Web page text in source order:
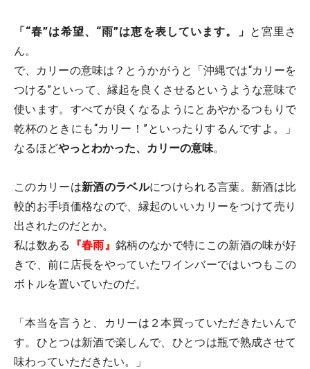
「“春”は希望、“雨”は恵を表しています。」 と宮里さ
ん。
で、カリーの意味は？とうかがうと「沖縄では“カリーを
つける”といって、縁起を良くさせるというような意味で
使います。すべてが良くなるようにとあやかるつもりで
乾杯のときにも“カリー！”といったりするんですよ。」
なるほどやっとわかった、カリーの意味。
このカリーは新酒のラベルにつけられる言葉。新酒は比
較的お手頃価格なので、縁起のいいカリーをつけて売り
出されたのだとか。
私は数ある
『春雨』銘柄のなかで特にこの新酒の味が好
きで、前に店長をやっていたワインバーではいつもこの
ボトルを置いていたのだ。
「本当を言うと、カリーは２本買っていただきたいんで
す。ひとつは新酒で楽しんで、ひとつは瓶で熟成させて
味わっていただきたい。」